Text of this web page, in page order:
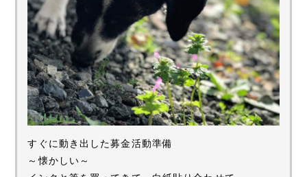
すぐに動き出した募金活動準備
～懐かしい～